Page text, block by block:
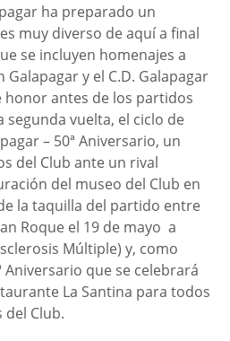
ha preparado un
muy diverso de aquí a final
se incluyen homenajes a
y el C.D. Galapagar
honor antes de los partidos
vuelta, el ciclo de
– 50ª Aniversario, un
del Club ante un rival
del museo del Club en
la taquilla del partido entre
Roque el 19 de mayo a
Múltiple) y, como
Aniversario que se celebrará
La Santina para todos
del Club.